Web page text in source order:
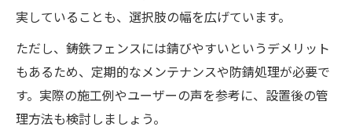
ナンス術
外構工事の鋳物フェンス安い物との違いに
注意
鋳鉄製品の経年劣化を防ぐ外構工事の工夫
外構工事で注目される鋳鉄門扉の魅力を分析
実していることも、選択肢の幅を広げています。
ただし、鋳鉄フェンスには錆びやすいというデメリット
もあるため、定期的なメンテナンスや防錆処理が必要で
す。実際の施工例やユーザーの声を参考に、設置後の管
理方法も検討しましょう。